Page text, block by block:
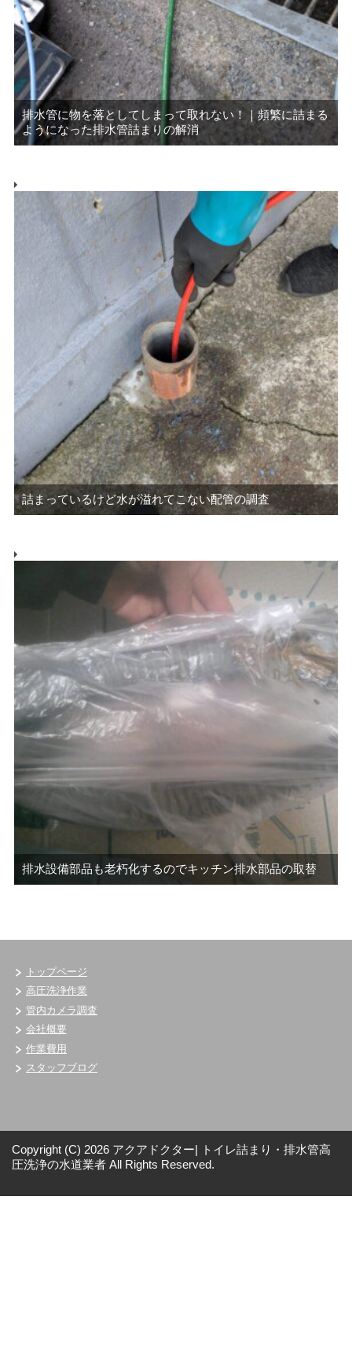
排水管に物を落としてしまって取れない！｜頻繁に詰まる
ようになった排水管詰まりの解消
詰まっているけど水が溢れてこない配管の調査
排水設備部品も老朽化するのでキッチン排水部品の取替
トップページ
高圧洗浄作業
管内カメラ調査
会社概要
作業費用
スタッフブログ
Copyright (C) 2026 アクアドクター| トイレ詰まり・排水管高
圧洗浄の水道業者 All Rights Reserved.